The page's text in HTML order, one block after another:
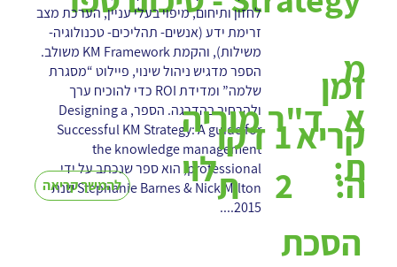
לחזון ותיחום, מיפוי בעלי עניין, הערכת מצב
זרימת ידע (אנשים- תהליכים- טכנולוגיה-
משילות), והקמת KM Framework משולב.
הספר מדגיש ניהול שינוי, פיילוט “מסגרת
שלמה” ומדידת ROI כדי להוכיח ערך
ולהרחיב בהדרגה. הספר, Designing a
Successful KM Strategy: A guide for
the knowledge management
professional, הוא ספר שנכתב על ידי
Stephanie Barnes & Nick Milton שנת
2015....
ד"ר מוריה
לוי
מ
א
ת:
להמשך קריאה
דקו
ת
זמן
קריא
ה:
1
2
הסכת